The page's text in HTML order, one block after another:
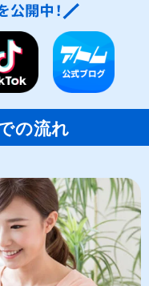
の流れ